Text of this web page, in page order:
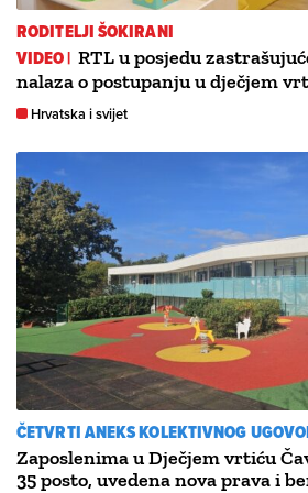
RODITELJI ŠOKIRANI
VIDEO | RTL u posjedu
nalaza o postupanju u dječjem
Hrvatska i svijet
ČETVRTI ANEKS KOLEKTIVNOG
Zaposlenima u Dječjem vrtiću
35 posto, uvedena nova prava i